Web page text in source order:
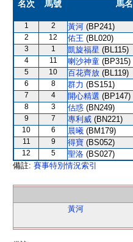
名次 馬號 馬名
1 2 黃河 (BP241)
2 12 佑王 (BL020)
3 1 凱旋福星 (BL115)
4 11 喇沙神童 (BP315)
5 10 百花齊放 (BL119)
6 8 群力 (BS151)
7 4 開心精選 (BP147)
8 3 估惑 (BN249)
9 7 專利威 (BN221)
10 6 晨曦 (BM179)
11 9 得寶 (BS052)
12 5 聖洛 (BS027)
備註: 賽事特別情況索引
黃河